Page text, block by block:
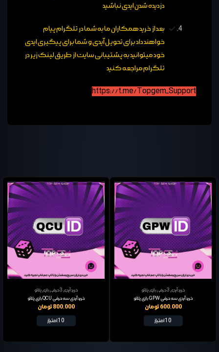
دزدیده شدن ایدی نباشید
بعد از خرید همکاران ما به شما در تلگرام پیام
خواهند داد برای تحویل آیدی و شما برای پیگیری ایدی
خود میتوانید به پشتیبانی سایت از طریق لینک زیر در
تلگرام مراجعه کنید
https://t.me/Topgem_Support
خرید آیدی 3 حرفی بازی پلاتو
خرید آیدی سه حرفی QCU بازی پلاتو
800,000 تومان
10 امتیاز
خرید آیدی 3 حرفی بازی پلاتو
خرید آیدی سه حرفی GPW بازی پلاتو
600,000 تومان
10 امتیاز